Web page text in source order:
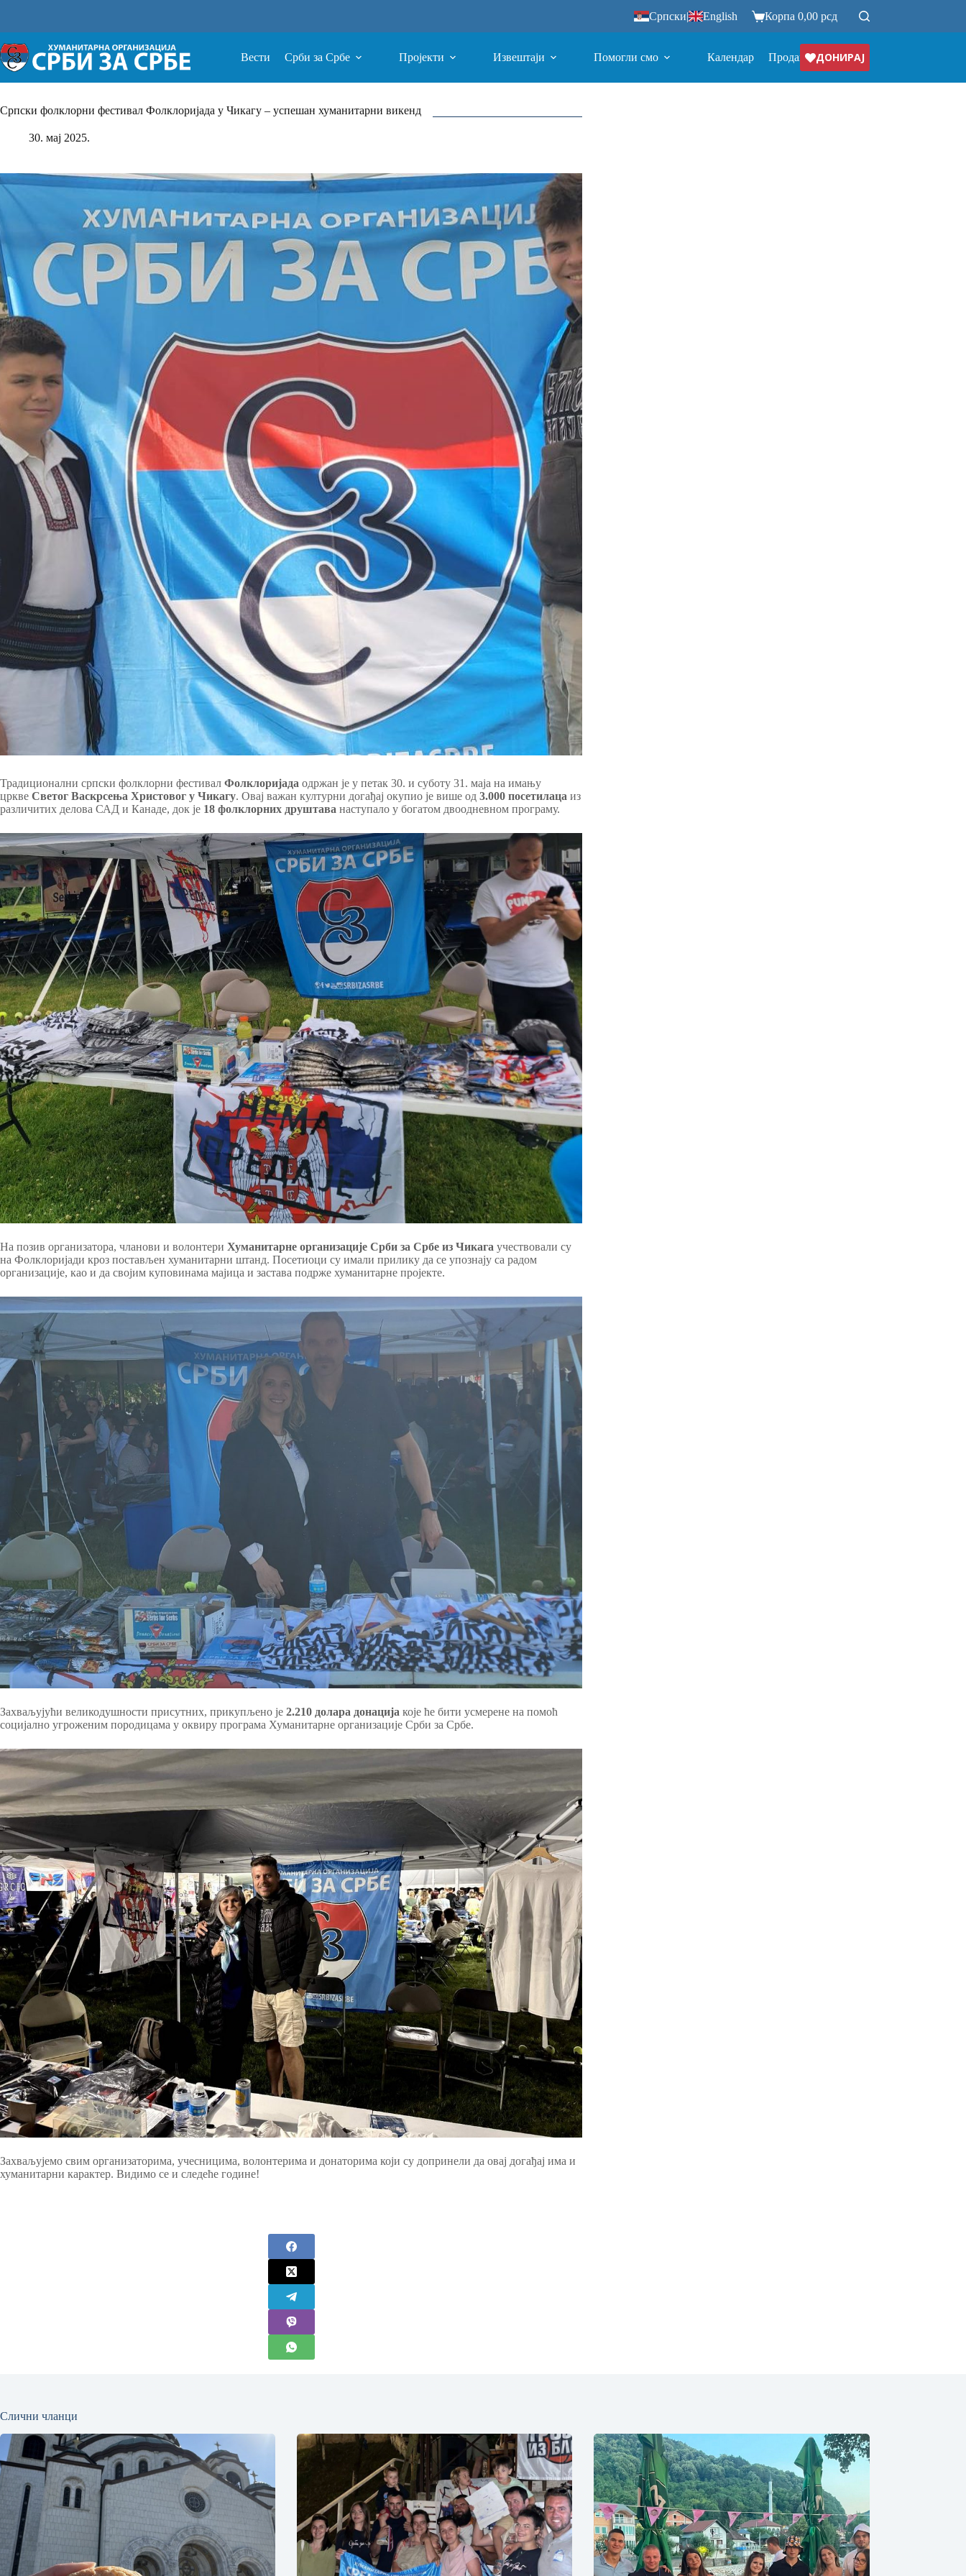
Српски| English Корпа 0,00 рсд
Вести Срби за Србе Пројекти Извештаји Помогли смо Календар ПродавницаДОНИРАЈ
Српски фолклорни фестивал Фолклоријада у Чикагу – успешан хуманитарни викенд
30. мај 2025.
Традиционални српски фолклорни фестивал Фолклоријада одржан је у петак 30. и суботу 31. маја на имању
цркве Светог Васкрсења Христовог у Чикагу. Овај важан културни догађај окупио је више од 3.000 посетилаца из
различитих делова САД и Канаде, док је 18 фолклорних друштава наступало у богатом двоодневном програму.
На позив организатора, чланови и волонтери Хуманитарне организације Срби за Србе из Чикага учествовали су
на Фолклоријади кроз постављен хуманитарни штанд. Посетиоци су имали прилику да се упознају са радом
организације, као и да својим куповинама мајица и застава подрже хуманитарне пројекте.
Захваљујући великодушности присутних, прикупљено је 2.210 долара донација које ће бити усмерене на помоћ
социјално угроженим породицама у оквиру програма Хуманитарне организације Срби за Србе.
Захваљујемо свим организаторима, учесницима, волонтерима и донаторима који су допринели да овај догађај има и
хуманитарни карактер. Видимо се и следеће године!
Слични чланци